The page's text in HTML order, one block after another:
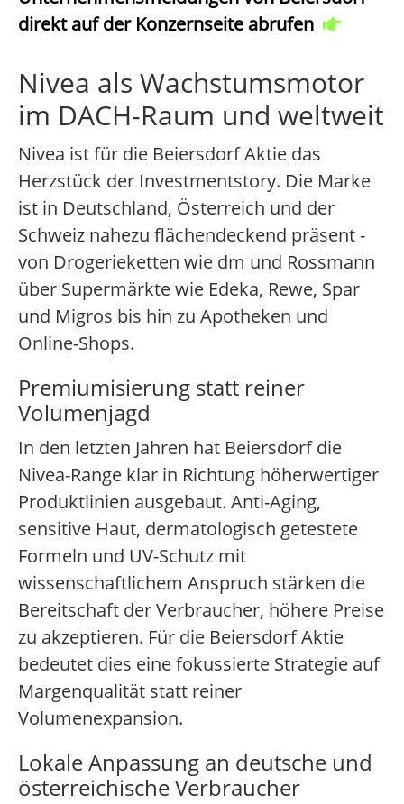
direkt auf der Konzernseite abrufen
Nivea als Wachstumsmotor
im DACH-Raum und weltweit
Nivea ist für die Beiersdorf Aktie das
Herzstück der Investmentstory. Die Marke
ist in Deutschland, Österreich und der
Schweiz nahezu flächendeckend präsent -
von Drogerieketten wie dm und Rossmann
über Supermärkte wie Edeka, Rewe, Spar
und Migros bis hin zu Apotheken und
Online-Shops.
Premiumisierung statt reiner
Volumenjagd
In den letzten Jahren hat Beiersdorf die
Nivea-Range klar in Richtung höherwertiger
Produktlinien ausgebaut. Anti-Aging,
sensitive Haut, dermatologisch getestete
Formeln und UV-Schutz mit
wissenschaftlichem Anspruch stärken die
Bereitschaft der Verbraucher, höhere Preise
zu akzeptieren. Für die Beiersdorf Aktie
bedeutet dies eine fokussierte Strategie auf
Margenqualität statt reiner
Volumenexpansion.
Lokale Anpassung an deutsche und
österreichische Verbraucher